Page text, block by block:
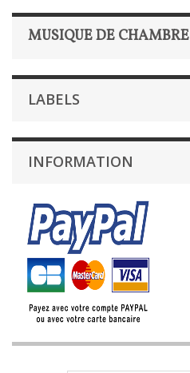
MUSIQUE DE CHAMBRE
LABELS
INFORMATION